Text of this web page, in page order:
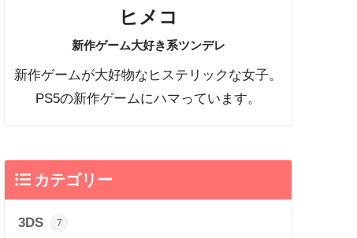
ヒメコ
新作ゲーム大好き系ツンデレ
新作ゲームが大好物なヒステリックな女子。
PS5の新作ゲームにハマっています。
カテゴリー
3DS 7